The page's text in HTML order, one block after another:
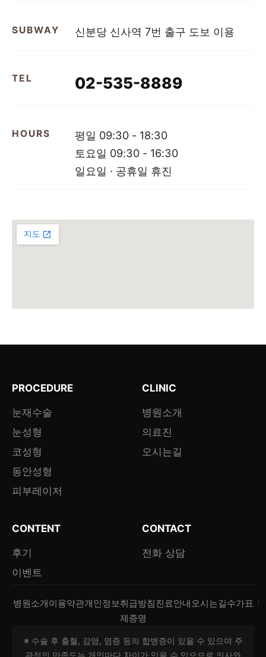
SUBWAY 신분당 신사역 7번 출구 도보 이용
TEL 02-535-8889
HOURS
평일 09:30 - 18:30
토요일 09:30 - 16:30
일요일 · 공휴일 휴진
PROCEDURE
눈재수술
눈성형
코성형
동안성형
피부레이저
CLINIC
병원소개
의료진
오시는길
CONTENT
후기
이벤트
CONTACT
전화 상담
병원소개이용약관개인정보취급방침진료안내 오시는길수가표
제증명
※ 수술 후 출혈, 감염, 염증 등의 합병증이 있을 수 있으며 주
관적인 만족도는 개인마다 차이가 있을 수 있으므로 의사와